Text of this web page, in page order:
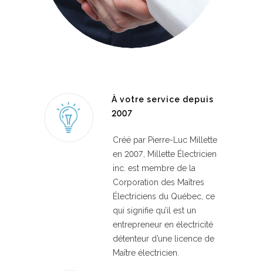
À votre service depuis
2007
Créé par Pierre-Luc Millette
en 2007, Millette Électricien
inc. est membre de la
Corporation des Maîtres
Électriciens du Québec, ce
qui signifie qu’il est un
entrepreneur en électricité
détenteur d’une licence de
Maître électricien.